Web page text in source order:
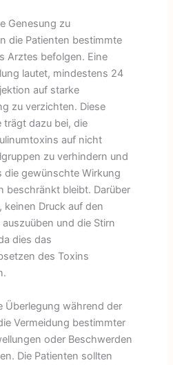
Genesung zu
die Patienten bestimmte
Arztes befolgen. Eine
lautet, mindestens 24
auf starke
zu verzichten. Diese
dazu bei, die
auf nicht
zu verhindern und
die gewünschte Wirkung
beschränkt bleibt. Darüber
Druck auf den
und die Stirn
dies das
des Toxins
Überlegung während der
Vermeidung bestimmter
oder Beschwerden
Die Patienten sollten